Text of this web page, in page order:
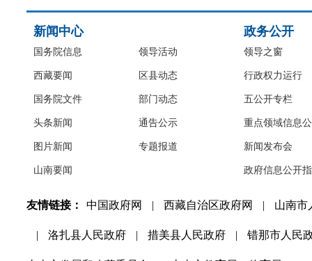
新闻中心
国务院信息
西藏要闻
国务院文件
头条新闻
图片新闻
山南要闻
领导活动
区县动态
部门动态
通告公示
专题报道
政务公开
领导之窗
行政权力运行
五公开专栏
重点领域信息
新闻发布会
政府信息公开
友情链接： 中国政府网 | 西藏自治区政府网 | 山南市
| 洛扎县人民政府 | 措美县人民政府 | 错那市人民